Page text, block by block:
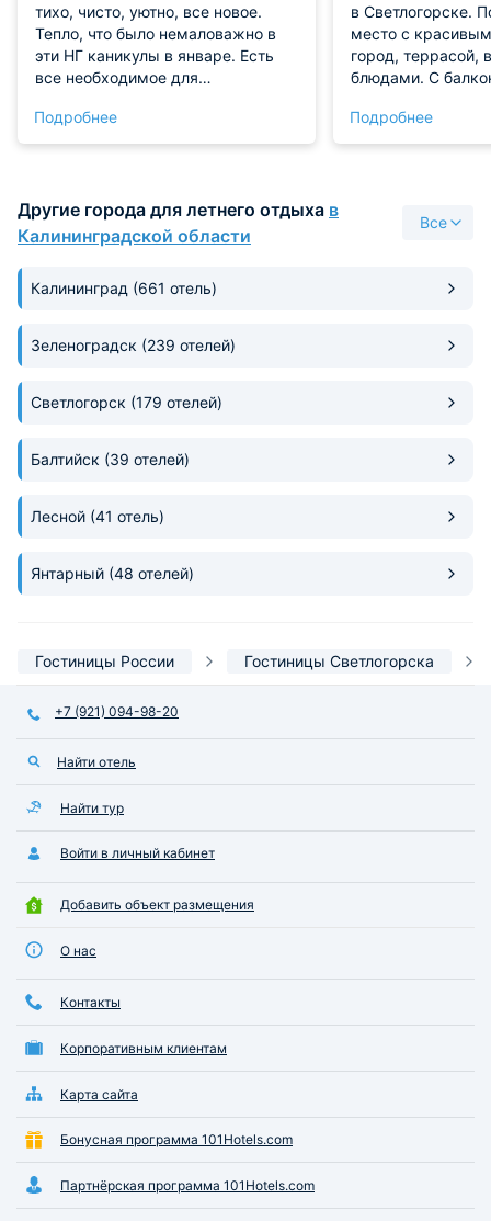
тихо, чисто, уютно, все новое.
Тепло, что было немаловажно в
эти НГ каникулы в январе. Есть
все необходимое для
Супермаркет, ресторан, СПА в
этом же здании. Удобно!
если пройти через санаторий
Янтарный берег, сразу к пляжу.
Благодарим за отличный отдых!
Подробнее
в Светлогорске.
место с
город, террасой,
блюдами. С
приятная, уютная
мебелью,
Подробнее
Другие города для летнего отдыха в
Калининградской области
Все
Калининград (661 отель)
Зеленоградск (239 отелей)
Светлогорск (179 отелей)
Балтийск (39 отелей)
Лесной (41 отель)
Янтарный (48 отелей)
Гостиницы России Гостиницы Светлогорска
+7 (921) 094-98-20
Найти отель
Найти тур
Войти в личный кабинет
Добавить объект размещения
О нас
Контакты
Корпоративным клиентам
Карта сайта
Бонусная программа 101Hotels.com
Партнёрская программа 101Hotels.com